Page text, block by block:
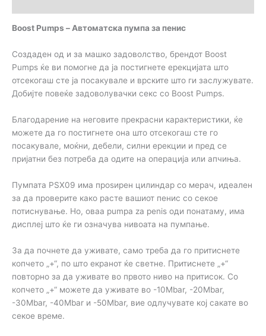
Boost Pumps – Автоматска пумпа за пенис
Создаден од и за машко задоволство, брендот Boost
Pumps ќе ви помогне да ја постигнете ерекцијата што
отсекогаш сте ја посакувале и врските што ги заслужувате.
Добијте повеќе задоволувачки секс со Boost Pumps.
Благодарение на неговите прекрасни карактеристики, ќе
можете да го постигнете она што отсекогаш сте го
посакувале, моќни, дебели, силни ерекции и пред се
пријатни без потреба да одите на операција или апчиња.
Пумпата PSX09 има проѕирен цилиндар со мерач, идеален
за да проверите како расте вашиот пенис со секое
потиснување. Но, оваа pumpa za penis оди понатаму, има
дисплеј што ќе ги означува нивоата на пумпање.
За да почнете да уживате, само треба да го притиснете
копчето „+“, по што екранот ќе светне. Притиснете „+“
повторно за да уживате во првото ниво на притисок. Со
копчето „+“ можете да уживате во -10Mbar, -20Mbar,
-30Mbar, -40Mbar и -50Mbar, вие одлучувате кој сакате во
секое време.